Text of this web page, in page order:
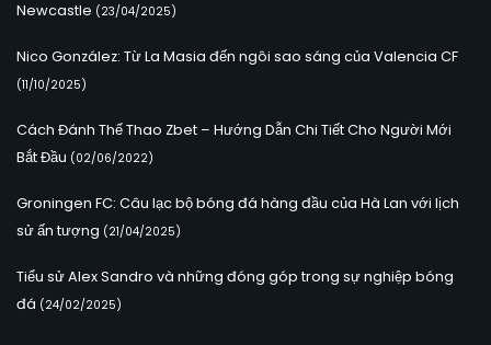
Newcastle (23/04/2025)
Nico González: Từ La Masia đến ngôi sao sáng của Valencia CF
(11/10/2025)
Cách Đánh Thể Thao Zbet – Hướng Dẫn Chi Tiết Cho Người Mới
Bắt Đầu (02/06/2022)
Groningen FC: Câu lạc bộ bóng đá hàng đầu của Hà Lan với lịch
sử ấn tượng (21/04/2025)
Tiểu sử Alex Sandro và những đóng góp trong sự nghiệp bóng
đá (24/02/2025)